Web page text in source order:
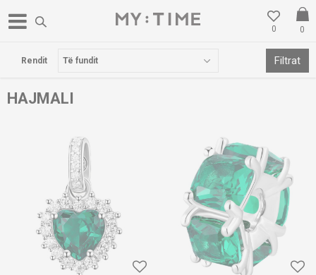
0
0
POSTA FALAS PËR BLERJE MBI 3000 DENARË
HAJMALI
Rendit Filtrat